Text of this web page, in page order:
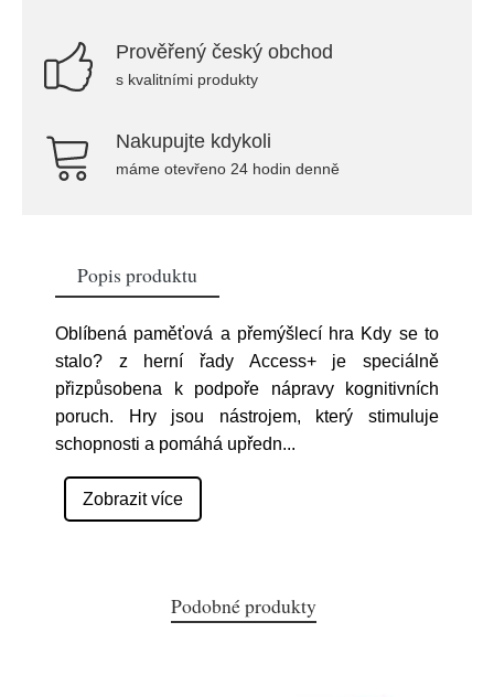
Prověřený český obchod
s kvalitními produkty
Nakupujte kdykoli
máme otevřeno 24 hodin denně
Popis produktu
Oblíbená paměťová a přemýšlecí hra Kdy se to
stalo? z herní řady Access+ je speciálně
přizpůsobena k podpoře nápravy kognitivních
poruch. Hry jsou nástrojem, který stimuluje
schopnosti a pomáhá upředn...
Zobrazit více
Podobné produkty